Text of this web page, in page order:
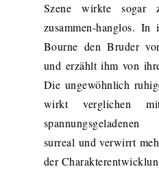
Szene wirkte sogar
zusammen-hanglos.
Bourne den Bruder
und erzählt ihm von
Die ungewöhnlich
wirkt verglichen
surreal und verwirrt
der